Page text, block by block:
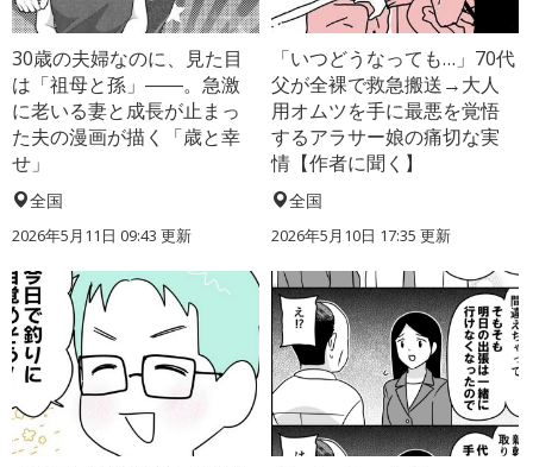
30歳の夫婦なのに、見た目
は「祖母と孫」――。急激
に老いる妻と成長が止まっ
た夫の漫画が描く「歳と幸
せ」
全国
2026年5月11日 09:43 更新
「いつどうなっても…」70代
父が全裸で救急搬送→大人
用オムツを手に最悪を覚悟
するアラサー娘の痛切な実
情【作者に聞く】
全国
2026年5月10日 17:35 更新